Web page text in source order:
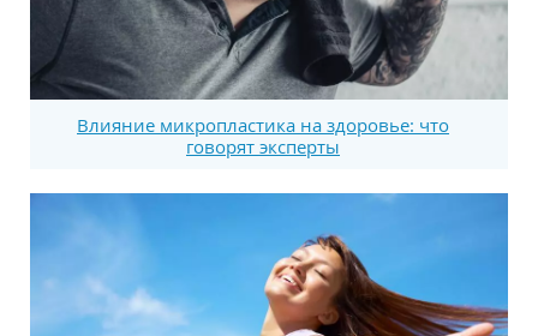
Влияние микропластика на здоровье: что
говорят эксперты